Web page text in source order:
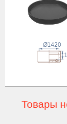
Ø1420
Товары